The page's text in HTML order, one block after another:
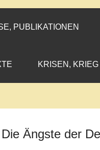
PROFIL«
PUBLIKATIONEN
KRISEN,
Ängste der